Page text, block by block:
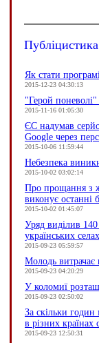
Як стати
2015-12-23 04:30:13
"Герой
2015-11-16 01:05:30
ЄC надумав
Google через
2015-10-06 11:59:44
Небезпека
2015-10-02 03:02:14
Про прощання з
виконує останні
2015-10-02 01:45:07
Уряд виділив
українських селах
2015-09-23 05:59:57
Молодь витрачає
2015-09-23 04:20:29
У коломиї
2015-09-23 02:50:02
За скільки
в різних країнах
2015-09-23 12:50:31